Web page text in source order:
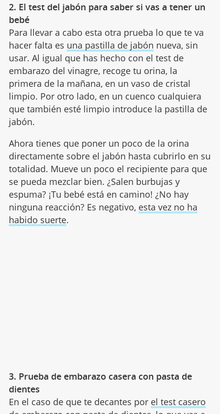
2. El test del jabón para saber si vas a tener un
bebé
Para llevar a cabo esta otra prueba lo que te va
hacer falta es una pastilla de jabón nueva, sin
usar. Al igual que has hecho con el test de
embarazo del vinagre, recoge tu orina, la
primera de la mañana, en un vaso de cristal
limpio. Por otro lado, en un cuenco cualquiera
que también esté limpio introduce la pastilla de
jabón.
Ahora tienes que poner un poco de la orina
directamente sobre el jabón hasta cubrirlo en su
totalidad. Mueve un poco el recipiente para que
se pueda mezclar bien. ¿Salen burbujas y
espuma? ¡Tu bebé está en camino! ¿No hay
ninguna reacción? Es negativo, esta vez no ha
habido suerte.
3. Prueba de embarazo casera con pasta de
dientes
En el caso de que te decantes por el test casero